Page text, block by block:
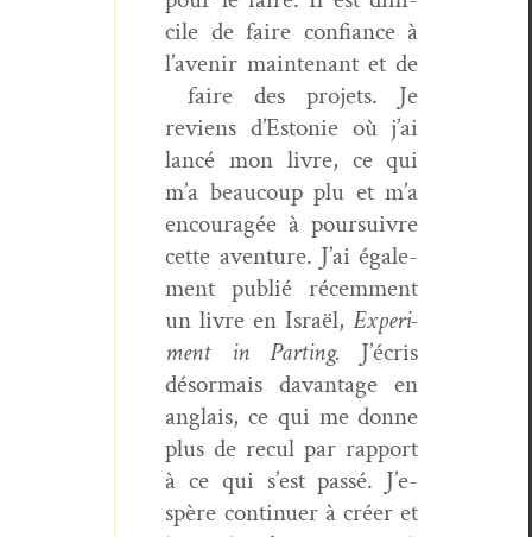
cile de faire con­fi­ance à
l’avenir main­tenant et de
faire des pro­jets. Je
reviens d’E­stonie où j’ai
lancé mon livre, ce qui
m’a beau­coup plu et m’a
encour­agée à pour­suiv­re
cette aven­ture. J’ai égale­
ment pub­lié récem­ment
un livre en Israël,Exper­i­
ment in Part­ing. J’écris
désor­mais davan­tage en
anglais, ce qui me donne
plus de recul par rap­port
à ce qui s’est passé. J’e­
spère con­tin­uer à créer et